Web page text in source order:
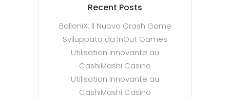
Recent Posts
BalloniX: Il Nuovo Crash Game
Sviluppato da InOut Games
Utilisation Innovante au
CashiMashi Casino
Utilisation Innovante au
CashiMashi Casino